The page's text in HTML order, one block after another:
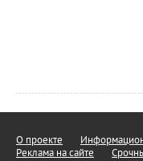
О проекте
Реклама на сайте